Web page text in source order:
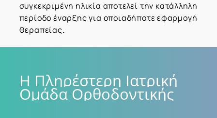
συγκεκριμένη ηλικία αποτελεί την κατάλληλη
περίοδο έναρξης για οποιαδήποτε εφαρμογή
θεραπείας.
Η Πληρέστερη Ιατρική
Ομάδα Ορθοδοντικής